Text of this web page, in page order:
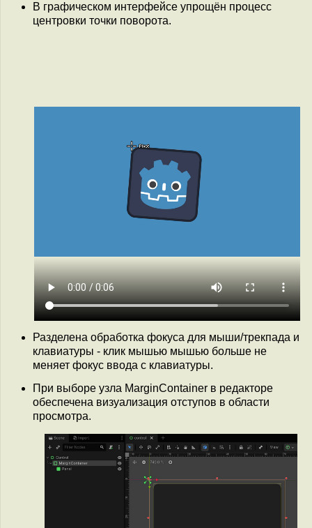
В графическом интерфейсе упрощён процесс
центровки точки поворота.
Разделена обработка фокуса для мыши/трекпада и
клавиатуры - клик мышью мышью больше не
меняет фокус ввода с клавиатуры.
При выборе узла MarginContainer в редакторе
обеспечена визуализация отступов в области
просмотра.